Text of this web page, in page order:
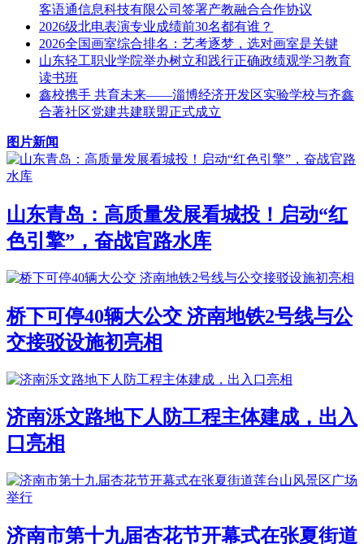
客语通信息科技有限公司签署产教融合合作协议
2026级北电表演专业成绩前30名都有谁？
2026全国画室综合排名：艺考逐梦，选对画室是关键
山东轻工职业学院举办树立和践行正确政绩观学习教育
读书班
鑫校携手 共育未来——淄博经济开发区实验学校与齐鑫
合著社区党建共建联盟正式成立
图片新闻
山东青岛：高质量发展看城投！启动“红
色引擎”，奋战官路水库
桥下可停40辆大公交 济南地铁2号线与公
交接驳设施初亮相
济南泺文路地下人防工程主体建成，出入
口亮相
济南市第十九届杏花节开幕式在张夏街道